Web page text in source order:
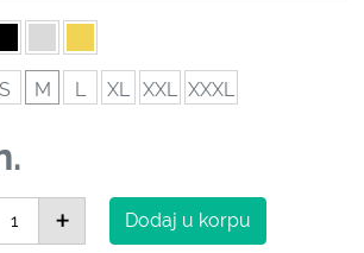
S M L XL XXL XXXL
Eyes količina
+ Dodaj u korpu